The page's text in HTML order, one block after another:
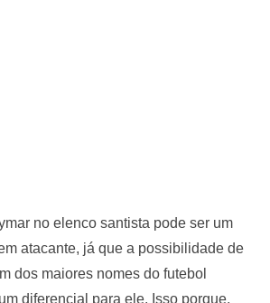
no elenco santista pode ser um
atacante, já que a possibilidade de
dos maiores nomes do futebol
diferencial para ele. Isso porque,